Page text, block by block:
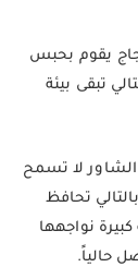
يقوم بحبس
تبقى بيئة
الشاور لا تسمح
تحافظ
نواجهها
حالياً.